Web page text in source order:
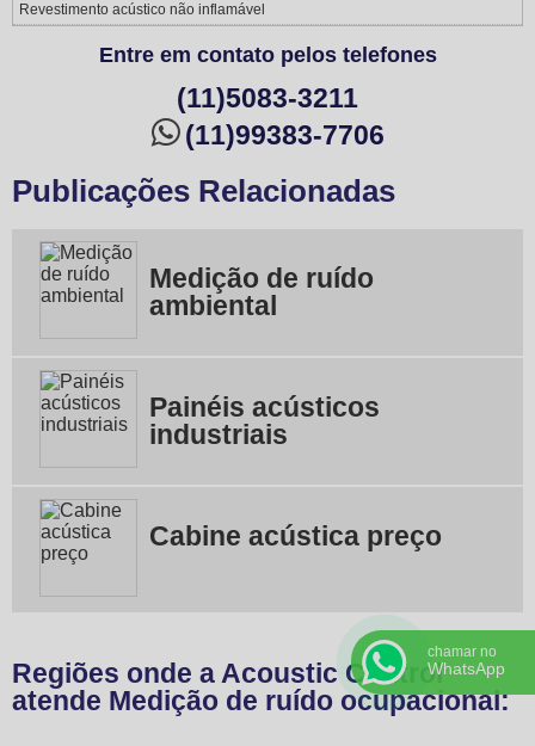
Revestimento acústico não inflamável
Entre em contato pelos telefones
(11)5083-3211
(11)99383-7706
Publicações Relacionadas
Medição de ruído
ambiental
Painéis acústicos
industriais
Cabine acústica preço
Regiões onde a Acoustic Control
atende Medição de ruído ocupacional:
chamar no
WhatsApp